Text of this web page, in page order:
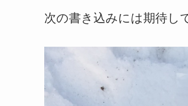
次の書き込みには期待し